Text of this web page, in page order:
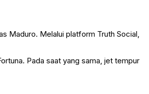
Maduro. Melalui platform Truth Social,
Pada saat yang sama, jet tempur